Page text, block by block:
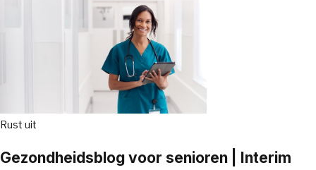
Rust uit
Gezondheidsblog voor senioren | Interim